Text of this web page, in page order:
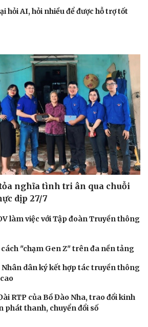
hỏi AI, hỏi nhiều để được hỗ trợ tốt
nghĩa tình tri ân qua chuỗi
dịp 27/7
làm việc với Tập đoàn Truyền thông
cách "chạm Gen Z" trên đa nền tảng
Nhân dân ký kết hợp tác truyền thông
RTP của Bồ Đào Nha, trao đổi kinh
phát thanh, chuyển đổi số